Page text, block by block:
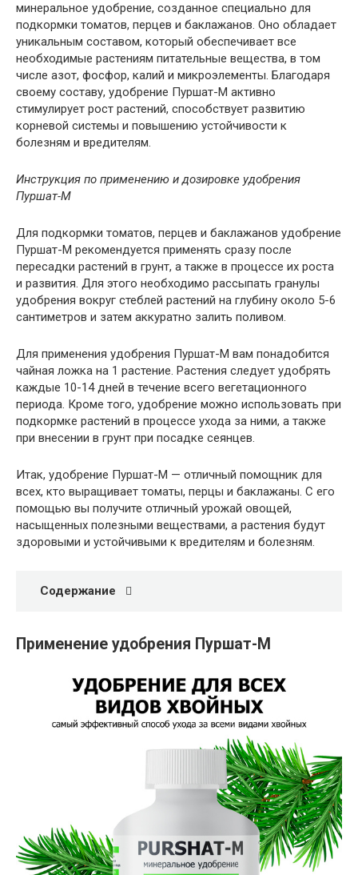
минеральное удобрение, созданное специально для
подкормки томатов, перцев и баклажанов. Оно обладает
уникальным составом, который обеспечивает все
необходимые растениям питательные вещества, в том
числе азот, фосфор, калий и микроэлементы. Благодаря
своему составу, удобрение Пуршат-М активно
стимулирует рост растений, способствует развитию
корневой системы и повышению устойчивости к
болезням и вредителям.
Инструкция по применению и дозировке удобрения
Пуршат-М
Для подкормки томатов, перцев и баклажанов удобрение
Пуршат-М рекомендуется применять сразу после
пересадки растений в грунт, а также в процессе их роста
и развития. Для этого необходимо рассыпать гранулы
удобрения вокруг стеблей растений на глубину около 5-6
сантиметров и затем аккуратно залить поливом.
Для применения удобрения Пуршат-М вам понадобится
чайная ложка на 1 растение. Растения следует удобрять
каждые 10-14 дней в течение всего вегетационного
периода. Кроме того, удобрение можно использовать при
подкормке растений в процессе ухода за ними, а также
при внесении в грунт при посадке сеянцев.
Итак, удобрение Пуршат-М — отличный помощник для
всех, кто выращивает томаты, перцы и баклажаны. С его
помощью вы получите отличный урожай овощей,
насыщенных полезными веществами, а растения будут
здоровыми и устойчивыми к вредителям и болезням.
Содержание
Применение удобрения Пуршат-М